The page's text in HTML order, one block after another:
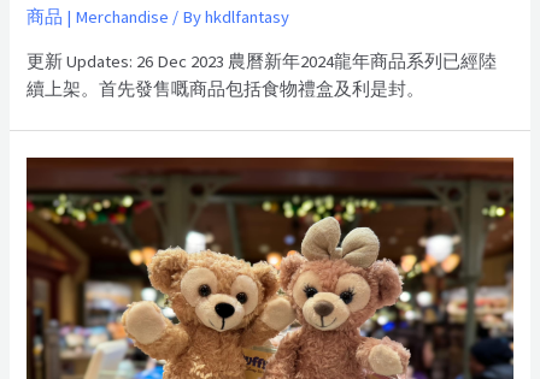
商品 | Merchandise / Byhkdlfantasy
更新 Updates: 26 Dec 2023 農曆新年2024龍年商品系列已經陸
續上架。首先發售嘅商品包括食物禮盒及利是封。